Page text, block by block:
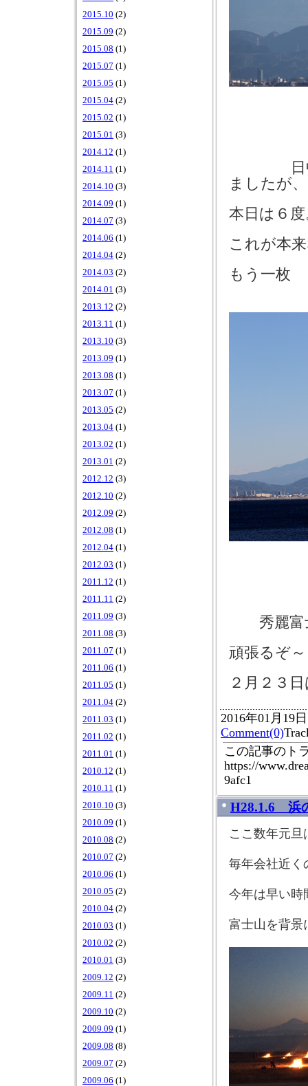
2015.10 (2)
2015.09 (2)
2015.08 (1)
2015.07 (1)
2015.05 (1)
2015.04 (2)
2015.02 (1)
2015.01 (3)
2014.12 (1)
2014.11 (1)
2014.10 (3)
2014.09 (1)
2014.07 (3)
2014.06 (1)
2014.04 (2)
2014.03 (2)
2014.01 (3)
2013.12 (2)
2013.11 (1)
2013.10 (3)
2013.09 (1)
2013.08 (1)
2013.07 (1)
2013.05 (2)
2013.04 (1)
2013.02 (1)
2013.01 (2)
2012.12 (3)
2012.10 (2)
2012.09 (2)
2012.08 (1)
2012.04 (1)
2012.03 (1)
2011.12 (1)
2011.11 (2)
2011.09 (3)
2011.08 (3)
2011.07 (1)
2011.06 (1)
2011.05 (1)
2011.04 (2)
2011.03 (1)
2011.02 (1)
2011.01 (1)
2010.12 (1)
2010.11 (1)
2010.10 (3)
2010.09 (1)
2010.08 (2)
2010.07 (2)
2010.06 (1)
2010.05 (2)
2010.04 (2)
2010.03 (1)
2010.02 (2)
2010.01 (3)
2009.12 (2)
2009.11 (2)
2009.10 (2)
2009.09 (1)
2009.08 (8)
2009.07 (2)
2009.06 (1)
ましたが、
本日は６
これが本
もう一枚
秀麗富
頑張るぞ
２月２３
2016年01月19
Comment(0)
この記事のト
https://
9afc1
H28.1.6 浜
ここ数年元
毎年会社近く
今年は早い時
富士山を背景